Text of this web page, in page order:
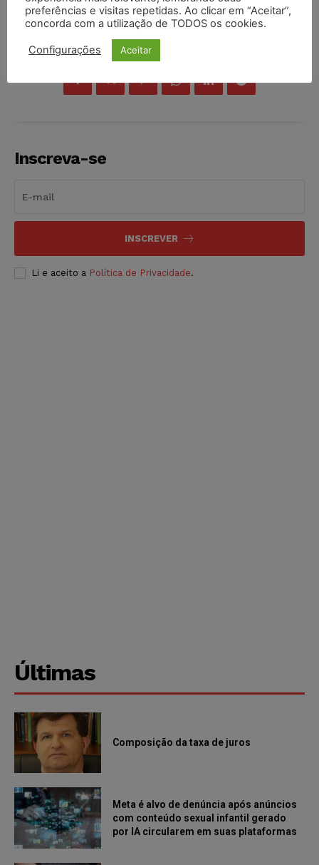
COMPARTILHE
Inscreva-se
INSCREVER
Li e aceito a Política de Privacidade.
Últimas
Composição da taxa de juros
Meta é alvo de denúncia após anúncios
com conteúdo sexual infantil gerado
por IA circularem em suas plataformas
preferências e visitas repetidas. Ao clicar em “Aceitar”,
concorda com a utilização de TODOS os cookies.
Configurações Aceitar